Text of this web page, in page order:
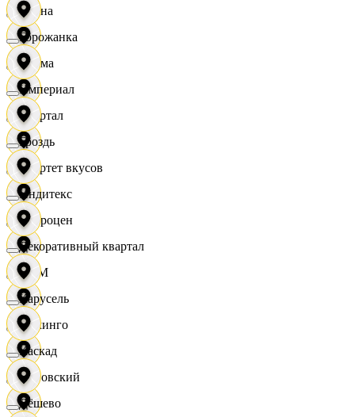
Диана
Дисма
Квартал
Квартет вкусов
Доброцен
ДОМ
Доминго
Кировский
Горожанка
Империал
Гроздь
Индитекс
Декоративный квартал
Карусель
Каскад
Дёшево